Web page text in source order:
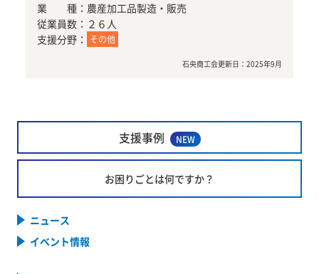
業 種： 農産加工品製造・販売
従業員数： ２６人
支援分野：
その他
石央商工会更新日： 2025年9月
支援事例 NEW
お困りごとは何ですか？
ニュース
イベント情報